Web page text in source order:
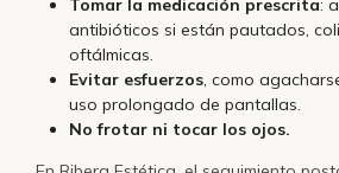
Tomar la medicación prescrita:
antibióticos si están pautados,
oftálmicas.
Evitar esfuerzos, como
uso prolongado de pantallas.
No frotar ni tocar los ojos.